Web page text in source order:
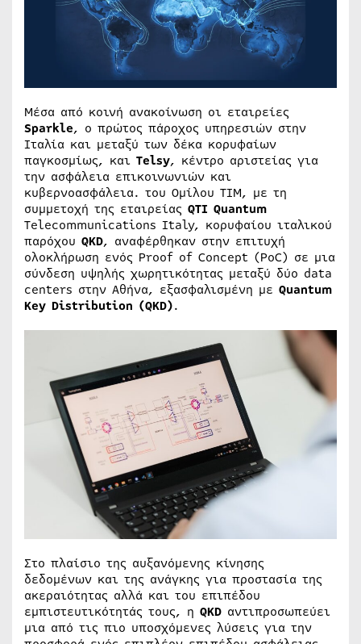
Μέσα από κοινή ανακοίνωση οι εταιρείες
Sparkle, ο πρώτος πάροχος υπηρεσιών στην
Ιταλία και μεταξύ των δέκα κορυφαίων
παγκοσμίως, και Telsy, κέντρο αριστείας για
την ασφάλεια επικοινωνιών και
κυβερνοασφάλεια. του Ομίλου TIM, με τη
συμμετοχή της εταιρείας QTI Quantum
Telecommunications Italy, κορυφαίου ιταλικού
παρόχου QKD, αναφέρθηκαν στην επιτυχή
ολοκλήρωση ενός Proof of Concept (PoC) σε μια
σύνδεση υψηλής χωρητικότητας μεταξύ δύο data
centers στην Αθήνα, εξασφαλισμένη με Quantum
Key Distribution (QKD).
Στο πλαίσιο της αυξανόμενης κίνησης
δεδομένων και της ανάγκης για προστασία της
ακεραιότητας αλλά και του επιπέδου
εμπιστευτικότητάς τους, η QKD αντιπροσωπεύει
μια από τις πιο υποσχόμενες λύσεις για την